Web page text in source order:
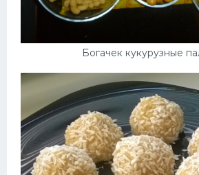
Богачек кукурузные